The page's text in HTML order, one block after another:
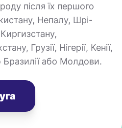
після їх першого
Непалу, Шрі-
Грузії, Нігерії, Кенії,
Бразилії або Молдови.